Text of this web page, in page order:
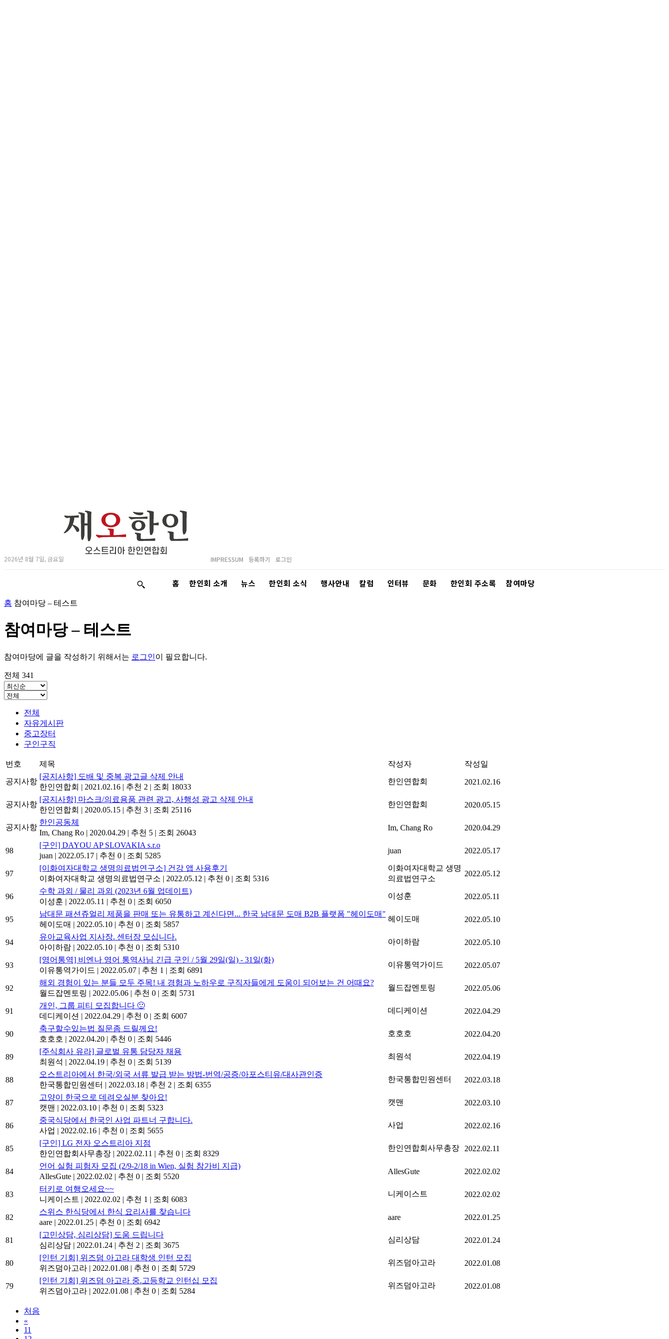
2026년 8월 7일, 금요일 IMPRESSUM 등록하기 로그인
홈 한인회 소개 뉴스 한인회 소식 행사안내 칼럼 인터뷰 문화 한인회 주소록 참여마당
홈 참여마당 – 테스트
참여마당 – 테스트
참여마당에 글을 작성하기 위해서는 로그인이 필요합니다.
전체 341
전체
자유게시판
중고장터
구인구직
번호 제목 작성자 작성일
공지사항
[공지사항] 도배 및 중복 광고글 삭제 안내
한인연합회 | 2021.02.16 | 추천 2 | 조회 18033
한인연합회 2021.02.16
공지사항
[공지사항] 마스크/의료용품 관련 광고, 사행성 광고 삭제 안내
한인연합회 | 2020.05.15 | 추천 3 | 조회 25116
한인연합회 2020.05.15
공지사항
한인공동체
Im, Chang Ro | 2020.04.29 | 추천 5 | 조회 26043
Im, Chang Ro 2020.04.29
98
[구인] DAYOU AP SLOVAKIA s.r.o
juan | 2022.05.17 | 추천 0 | 조회 5285
juan 2022.05.17
97
[이화여자대학교 생명의료법연구소] 건강 앱 사용후기
이화여자대학교 생명의료법연구소 | 2022.05.12 | 추천 0 | 조회 5316
이화여자대학교 생명
의료법연구소
2022.05.12
96
수학 과외 / 물리 과외 (2023년 6월 업데이트)
이성훈 | 2022.05.11 | 추천 0 | 조회 6050
이성훈 2022.05.11
95
남대문 패션쥬얼리 제품을 판매 또는 유통하고 계신다면... 한국 남대문 도매 B2B 플랫폼 "헤이도매"
헤이도매 | 2022.05.10 | 추천 0 | 조회 5857
헤이도매 2022.05.10
94
유아교육사업 지사장. 센터장 모십니다.
아이하람 | 2022.05.10 | 추천 0 | 조회 5310
아이하람 2022.05.10
93
[영어통역] 비엔나 영어 통역사님 긴급 구인 / 5월 29일(일) - 31일(화)
이유통역가이드 | 2022.05.07 | 추천 1 | 조회 6891
이유통역가이드 2022.05.07
92
해외 경험이 있는 분들 모두 주목! 내 경험과 노하우로 구직자들에게 도움이 되어보는 건 어때요?
월드잡멘토링 | 2022.05.06 | 추천 0 | 조회 5731
월드잡멘토링 2022.05.06
91
개인, 그룹 피티 모집합니다 🙂
데디케이션 | 2022.04.29 | 추천 0 | 조회 6007
데디케이션 2022.04.29
90
축구할수있는법 질문좀 드릴께요!
호호호 | 2022.04.20 | 추천 0 | 조회 5446
호호호 2022.04.20
89
[주식회사 유라] 글로벌 유통 담당자 채용
최원석 | 2022.04.19 | 추천 0 | 조회 5139
최원석 2022.04.19
88
오스트리아에서 한국/외국 서류 발급 받는 방법-번역/공증/아포스티유/대사관인증
한국통합민원센터 | 2022.03.18 | 추천 2 | 조회 6355
한국통합민원센터 2022.03.18
87
고양이 한국으로 데려오실분 찾아요!
캣맨 | 2022.03.10 | 추천 0 | 조회 5323
캣맨 2022.03.10
86
중국식당에서 한국인 사업 파트너 구합니다.
사업 | 2022.02.16 | 추천 0 | 조회 5655
사업 2022.02.16
85
[구인] LG 전자 오스트리아 지점
한인연합회사무총장 | 2022.02.11 | 추천 0 | 조회 8329
한인연합회사무총장 2022.02.11
84
언어 실험 피험자 모집 (2/9-2/18 in Wien, 실험 참가비 지급)
AllesGute | 2022.02.02 | 추천 0 | 조회 5520
AllesGute 2022.02.02
83
터키로 여행오세요~~
니케이스트 | 2022.02.02 | 추천 1 | 조회 6083
니케이스트 2022.02.02
82
스위스 한식당에서 한식 요리사를 찾습니다
aare | 2022.01.25 | 추천 0 | 조회 6942
aare 2022.01.25
81
[고민상담, 심리상담] 도움 드립니다
심리상담 | 2022.01.24 | 추천 2 | 조회 3675
심리상담 2022.01.24
80
[인턴 기회] 위즈덤 아고라 대학생 인턴 모집
위즈덤아고라 | 2022.01.08 | 추천 0 | 조회 5729
위즈덤아고라 2022.01.08
79
[인턴 기회] 위즈덤 아고라 중.고등학교 인턴십 모집
위즈덤아고라 | 2022.01.08 | 추천 0 | 조회 5284
위즈덤아고라 2022.01.08
처음
«
11